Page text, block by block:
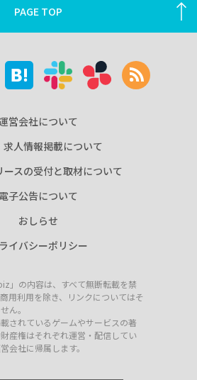
PAGE TOP
営会社について
求人情報掲載について
ースの受付と取材について
電子公告について
おしらせ
イバシーポリシー
」の内容は、すべて無断転載を禁
用利用を除き、リンクについてはそ
ん。
されているゲームやサービスの著
産権はそれぞれ運営・配信してい
会社に帰属します。